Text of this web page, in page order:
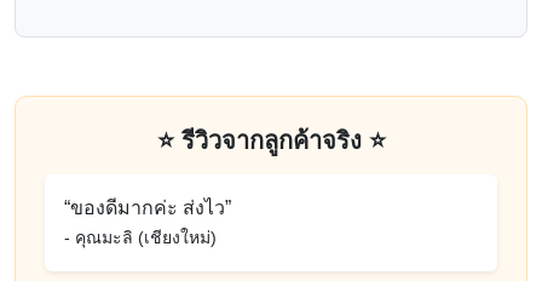
⭐ รีวิวจากลูกค้าจริง ⭐
“ของดีมากค่ะ ส่งไว”
- คุณมะลิ (เชียงใหม่)